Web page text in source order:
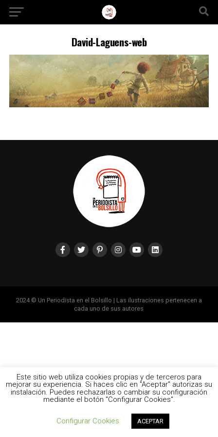
David-Laguens-web
2024 © Un Periodista en el Bolsillo | Las ilustraciones pertenecen a
cada uno de sus autores
Este sitio web utiliza cookies propias y de terceros para
mejorar su experiencia. Si haces clic en "Aceptar" autorizas su
instalación. Puedes rechazarlas o cambiar su configuración
mediante el botón "Configurar Cookies".
Configurar Cookies ACEPTAR
Ir a la versión móvil